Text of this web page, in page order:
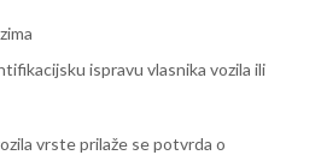
ispravu vlasnika vozila ili
vrste prilaže se potvrda o